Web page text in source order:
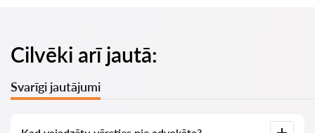
Cilvēki arī jautā:
Svarīgi jautājumi